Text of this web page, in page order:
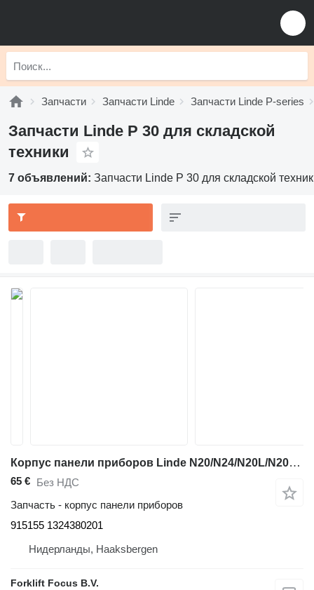
Запчасти Запчасти Linde Запчасти Linde P-series
Запчасти Linde P 30 для складской
техники
7 объявлений: Запчасти Linde P 30 для складской
Корпус панели приборов Linde N20/N24/N20L/N20LI/P30 915155 для складской техники Linde N20/N24/N20L/N20LI/P30
65 € Без НДС
Запчасть - корпус панели приборов
915155 1324380201
Нидерланды, Haaksbergen
Forklift Focus B.V.